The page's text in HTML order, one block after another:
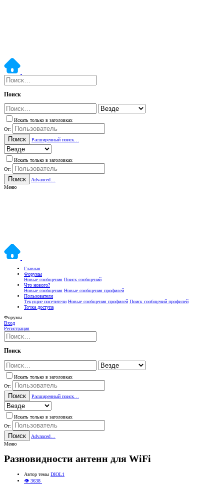
Поиск
Искать только в заголовках
От:
Поиск Расширенный поиск…
Искать только в заголовках
От:
Поиск
Advanced…
Меню
Главная
Форумы
Новые сообщения Поиск сообщений
Что нового?
Новые сообщения Новые сообщения профилей
Пользователи
Текущие посетители Новые сообщения профилей Поиск сообщений профилей
Точка доступа
Форумы
Вход
Регистрация
Поиск
Искать только в заголовках
От:
Поиск Расширенный поиск…
Искать только в заголовках
От:
Поиск
Advanced…
Меню
Разновидности антенн для WiFi
Автор темы DIOL1
👁 3638